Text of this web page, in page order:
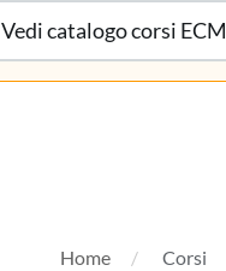
Vedi catalogo corsi ECM
Home Corsi